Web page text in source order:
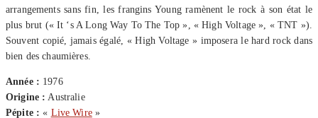
arrangements sans fin, les frangins Young ramènent le rock à son état le
plus brut (« It ‘s A Long Way To The Top », « High Voltage », « TNT »).
Souvent copié, jamais égalé, « High Voltage » imposera le hard rock dans
bien des chaumières.
Année : 1976
Origine : Australie
Pépite : « Live Wire»